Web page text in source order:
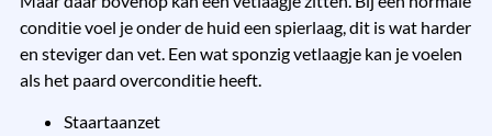
conditie voel je onder de huid een spierlaag, dit is wat harder
en steviger dan vet. Een wat sponzig vetlaagje kan je voelen
als het paard overconditie heeft.
Staartaanzet